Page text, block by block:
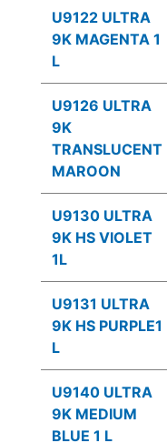
U9122 ULTRA
9K MAGENTA 1
L
U9126 ULTRA
9K
TRANSLUCENT
MAROON
U9130 ULTRA
9K HS VIOLET
1L
U9131 ULTRA
9K HS PURPLE1
L
U9140 ULTRA
9K MEDIUM
BLUE 1 L